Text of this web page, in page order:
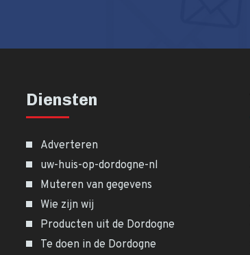
Diensten
Adverteren
uw-huis-op-dordogne-nl
Muteren van gegevens
Wie zijn wij
Producten uit de Dordogne
Te doen in de Dordogne